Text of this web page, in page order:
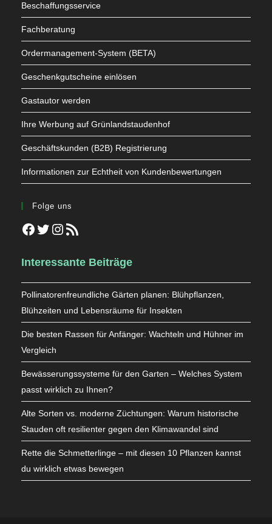
Beschaffungsservice
Fachberatung
Ordermanagement-System (BETA)
Geschenkgutscheine einlösen
Gastautor werden
Ihre Werbung auf Grünlandstaudenhof
Geschäftskunden (B2B) Registrierung
Informationen zur Echtheit von Kundenbewertungen
Folge uns
Facebook
TwitterInstagram
RSS-Feed
Interessante Beiträge
Pollinatorenfreundliche Gärten planen: Blühpflanzen,
Blühzeiten und Lebensräume für Insekten
Die besten Rassen für Anfänger: Wachteln und Hühner im
Vergleich
Bewässerungssysteme für den Garten – Welches System
passt wirklich zu Ihnen?
Alte Sorten vs. moderne Züchtungen: Warum historische
Stauden oft resilienter gegen den Klimawandel sind
Rette die Schmetterlinge – mit diesen 10 Pflanzen kannst
du wirklich etwas bewegen